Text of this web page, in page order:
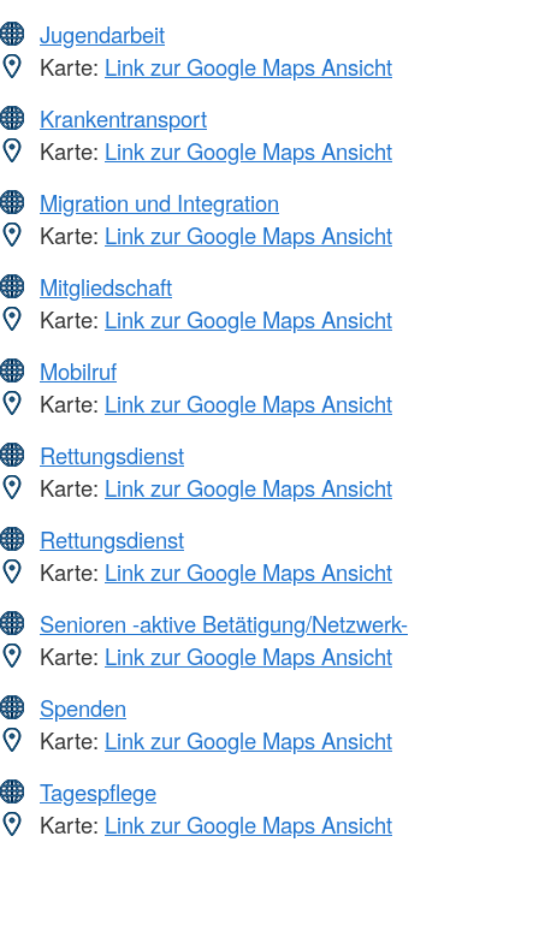
Jugendarbeit
Karte: Link zur Google Maps Ansicht
Krankentransport
Karte: Link zur Google Maps Ansicht
Migration und Integration
Karte: Link zur Google Maps Ansicht
Mitgliedschaft
Karte: Link zur Google Maps Ansicht
Mobilruf
Karte: Link zur Google Maps Ansicht
Rettungsdienst
Karte: Link zur Google Maps Ansicht
Rettungsdienst
Karte: Link zur Google Maps Ansicht
Senioren -aktive Betätigung/Netzwerk-
Karte: Link zur Google Maps Ansicht
Spenden
Karte: Link zur Google Maps Ansicht
Tagespflege
Karte: Link zur Google Maps Ansicht